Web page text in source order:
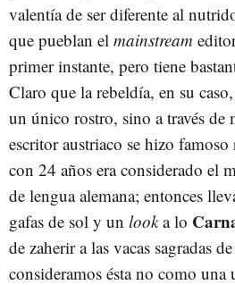
valentía de ser diferente al
que pueblan el mainstream
primer instante, pero tiene
Claro que la rebeldía, en su
un único rostro, sino a través de
escritor austriaco se hizo
con 24 años era considerado el
de lengua alemana; entonces
gafas de sol y un looka lo
de zaherir a las vacas sagradas
consideramos ésta no como